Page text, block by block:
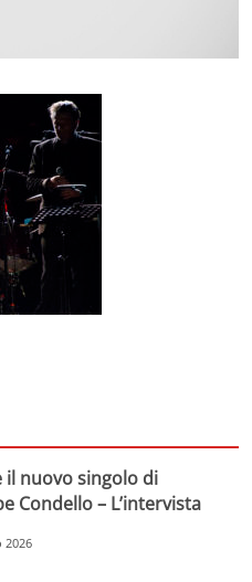
il nuovo singolo di
Condello – L’intervista
2026